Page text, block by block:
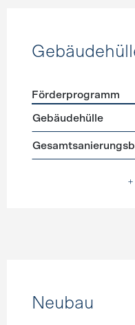
Förderprogramme
Förderprogramm
Gebäudehülle
Neubau